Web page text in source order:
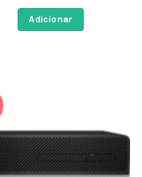
era:
599,00 €.
Adicionar